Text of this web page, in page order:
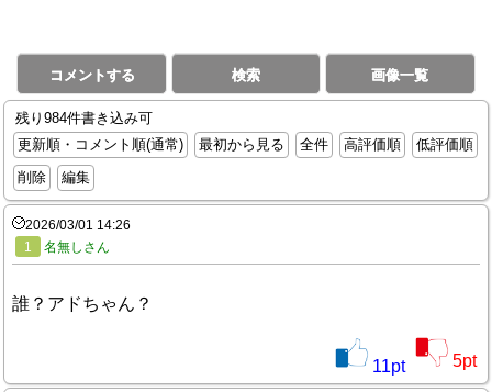
コメントする 検索 画像一覧
残り984件書き込み可
更新順・コメント順(通常)
最初から見る 全件 高評価順
低評価順
削除
編集
2026/03/01 14:26
1
名無しさん
誰？アドちゃん？
11pt 5pt